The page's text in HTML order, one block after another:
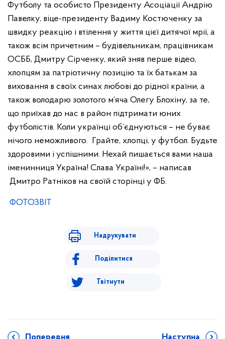
Футболу та особисто Президенту Асоціації Андрію
Павелку, віце-президенту Вадиму Костюченку за
швидку реакцію і втілення у життя цієї дитячої мрії, а
також всім причетним – будівельникам, працівникам
ОСББ, Дмитру Сірченку, який зняв перше відео,
хлопцям за патріотичну позицію та їх батькам за
виховання в своїх синах любові до рідної країни, а
також володарю золотого м’яча Олегу Блохіну, за те,
що приїхав до нас в район підтримати юних
футболістів. Коли українці об‘єднуються – не буває
нічого неможливого. Грайте, хлопці, у футбол. Будьте
здоровими і успішними. Нехай пишається вами наша
іменинниця Україна! Слава Україні!», – написав
Дмитро Ратніков на своїй сторінці у ФБ.
ФОТОЗВІТ
Надрукувати
Поділитися
Твітнути